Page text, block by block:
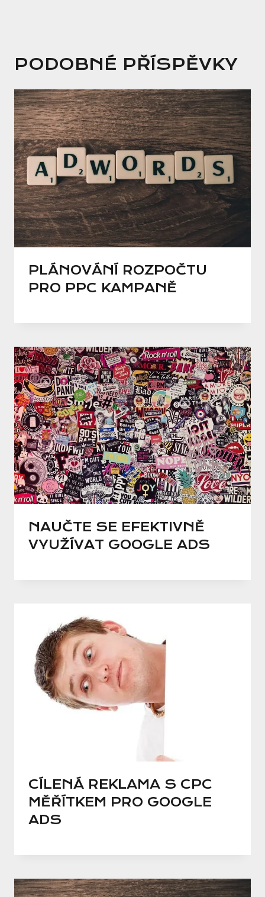
PODOBNÉ PŘÍSPĚVKY
PLÁNOVÁNÍ ROZPOČTU
PRO PPC KAMPANĚ
NAUČTE SE EFEKTIVNĚ
VYUŽÍVAT GOOGLE ADS
CÍLENÁ REKLAMA S CPC
MĚŘÍTKEM PRO GOOGLE
ADS